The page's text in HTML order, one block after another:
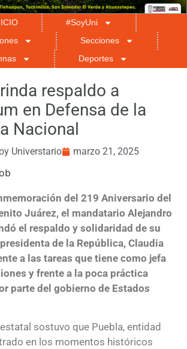
#SoyUni
Secciones
Deportes
respaldo a
en Defensa de la
Nacional
Universtario marzo 21, 2025
del 219 Aniversario del
Juárez, el mandatario Alejandro
el respaldo y solidaridad de su
de la República, Claudia
a las tareas que tiene como jefa
y frente a la poca práctica
parte del gobierno de Estados
sostuvo que Puebla, entidad
en los momentos históricos